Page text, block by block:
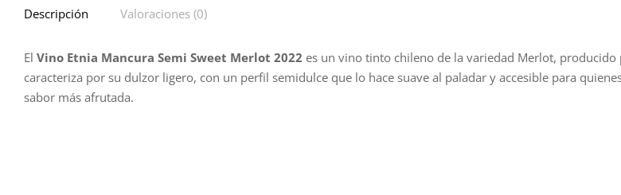
Descripción Valoraciones (0)
El Vino Etnia Mancura Semi Sweet Merlot 2022 es un vino tinto chileno de la variedad Merlot, producido
caracteriza por su dulzor ligero, con un perfil semidulce que lo hace suave al paladar y accesible para
sabor más afrutada.